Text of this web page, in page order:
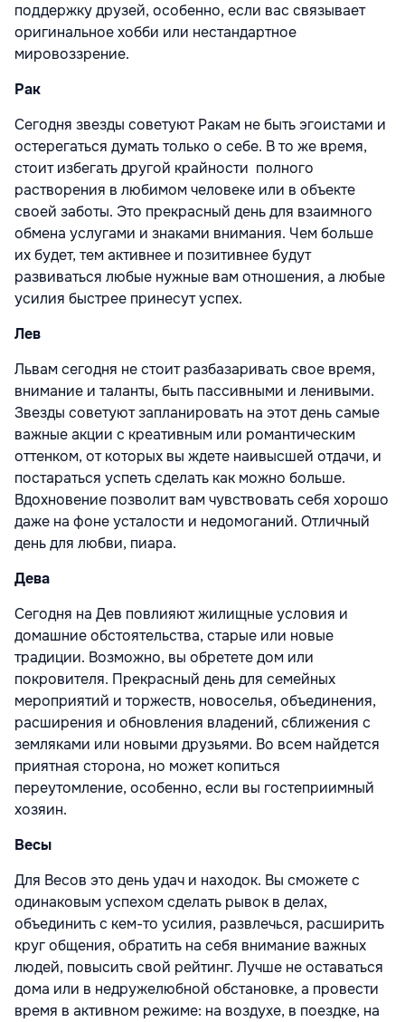
поддержку друзей, особенно, если вас связывает
оригинальное хобби или нестандартное
мировоззрение.
Рак
Сегодня звезды советуют Ракам не быть эгоистами и
остерегаться думать только о себе. В то же время,
стоит избегать другой крайности полного
растворения в любимом человеке или в объекте
своей заботы. Это прекрасный день для взаимного
обмена услугами и знаками внимания. Чем больше
их будет, тем активнее и позитивнее будут
развиваться любые нужные вам отношения, а любые
усилия быстрее принесут успех.
Лев
Львам сегодня не стоит разбазаривать свое время,
внимание и таланты, быть пассивными и ленивыми.
Звезды советуют запланировать на этот день самые
важные акции с креативным или романтическим
оттенком, от которых вы ждете наивысшей отдачи, и
постараться успеть сделать как можно больше.
Вдохновение позволит вам чувствовать себя хорошо
даже на фоне усталости и недомоганий. Отличный
день для любви, пиара.
Дева
Сегодня на Дев повлияют жилищные условия и
домашние обстоятельства, старые или новые
традиции. Возможно, вы обретете дом или
покровителя. Прекрасный день для семейных
мероприятий и торжеств, новоселья, объединения,
расширения и обновления владений, сближения с
земляками или новыми друзьями. Во всем найдется
приятная сторона, но может копиться
переутомление, особенно, если вы гостеприимный
хозяин.
Весы
Для Весов это день удач и находок. Вы сможете с
одинаковым успехом сделать рывок в делах,
объединить с кем-то усилия, развлечься, расширить
круг общения, обратить на себя внимание важных
людей, повысить свой рейтинг. Лучше не оставаться
дома или в недружелюбной обстановке, а провести
время в активном режиме: на воздухе, в поездке, на